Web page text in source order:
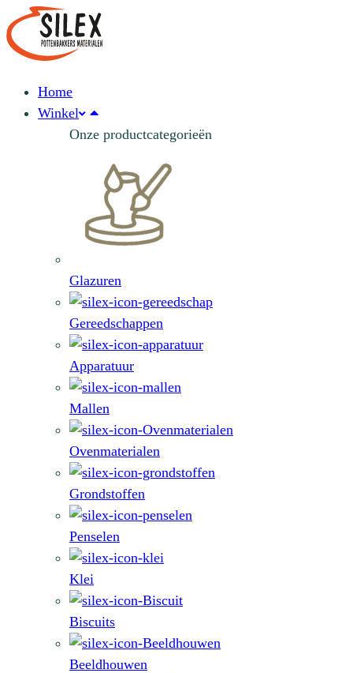
Home
Winkel
Onze productcategorieën
Glazuren
Gereedschappen
Apparatuur
Mallen
Ovenmaterialen
Grondstoffen
Penselen
Klei
Biscuits
Beeldhouwen